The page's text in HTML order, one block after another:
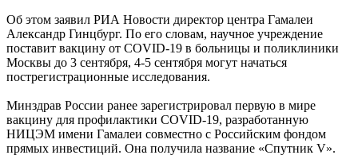
Об этом заявил РИА Новости директор центра Гамалеи
Александр Гинцбург. По его словам, научное учреждение
поставит вакцину от COVID-19 в больницы и поликлиники
Москвы до 3 сентября, 4-5 сентября могут начаться
пострегистрационные исследования.
Минздрав России ранее зарегистрировал первую в мире
вакцину для профилактики COVID-19, разработанную
НИЦЭМ имени Гамалеи совместно с Российским фондом
прямых инвестиций. Она получила название «Спутник V».